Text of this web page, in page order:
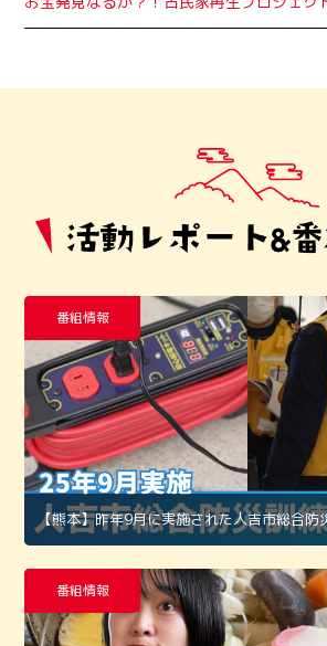
番組情報
【熊本】昨年9月に実施された人吉市総合
番組情報